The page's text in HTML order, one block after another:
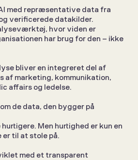
med repræsentative data fra
verificerede datakilder.
hvor viden er
har brug for den – ikke
bliver en integreret del af
af marketing, kommunikation,
affairs og ledelse.
de data, den bygger på
Men hurtighed er kun en
er til at stole på.
med et transparent